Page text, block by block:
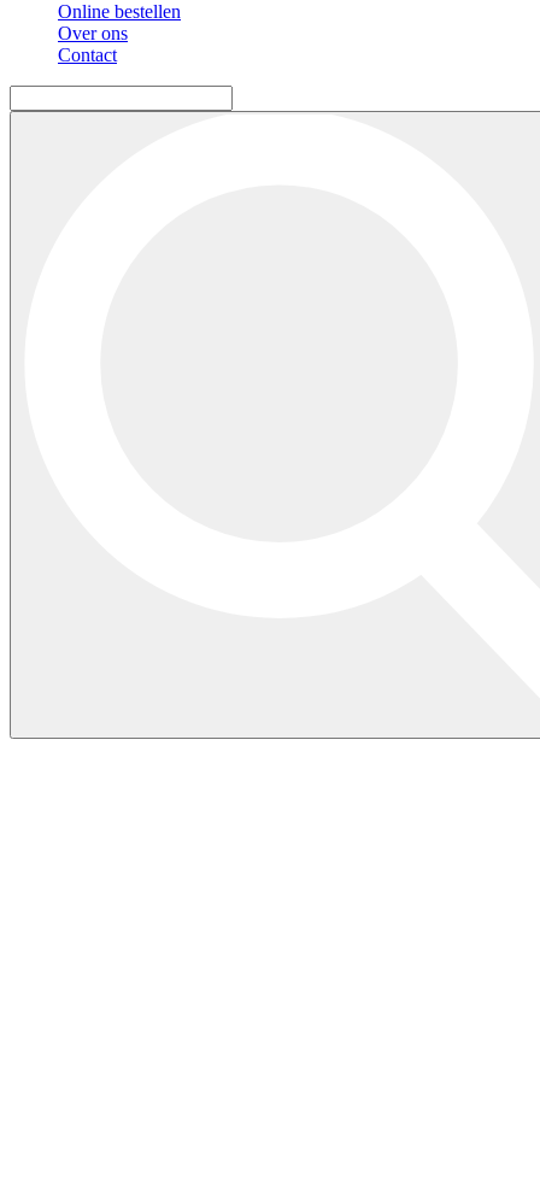
Online bestellen
Over ons
Contact